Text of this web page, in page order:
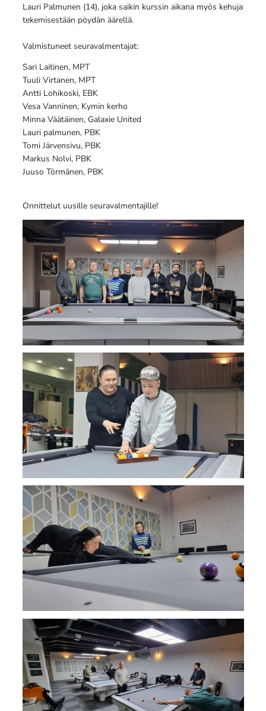
Lauri Palmunen (14), joka saikin kurssin aikana myös kehuja
tekemisestään pöydän äärellä.
Valmistuneet seuravalmentajat:
Sari Laitinen, MPT
Tuuli Virtanen, MPT
Antti Lohikoski, EBK
Vesa Vanninen, Kymin kerho
Minna Väätäinen, Galaxie United
Lauri palmunen, PBK
Tomi Järvensivu, PBK
Markus Nolvi, PBK
Juuso Törmänen, PBK
Onnittelut uusille seuravalmentajille!